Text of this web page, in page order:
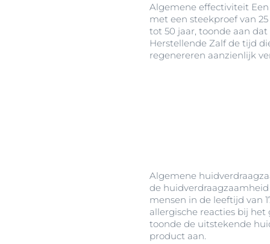
1. Eucerin Aquaphor Herstellende Zalf mag alleen
op geherepitheliseerde huid (d.w.z. zodra nieuw
en niet op open of lekkende wonden. Vraag uw
advies over hoe lang u na de behandeling moet
Algemene effectiviteit
met een steekproef van
tot 50 jaar, toonde aan
Herstellende Zalf de tijd
regenereren aanzienlijk
Algemene
de
mensen in de leeftijd van
allergische reacties bij
toonde de uitstekende
product aan.